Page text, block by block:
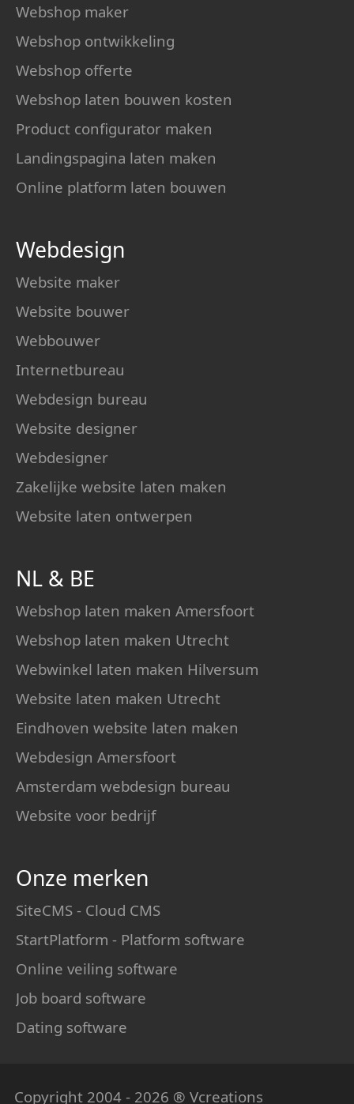
Webshop maker
Webshop ontwikkeling
Webshop offerte
Webshop laten bouwen kosten
Product configurator maken
Landingspagina laten maken
Online platform laten bouwen
Webdesign
Website maker
Website bouwer
Webbouwer
Internetbureau
Webdesign bureau
Website designer
Webdesigner
Zakelijke website laten maken
Website laten ontwerpen
NL & BE
Webshop laten maken Amersfoort
Webshop laten maken Utrecht
Webwinkel laten maken Hilversum
Website laten maken Utrecht
Eindhoven website laten maken
Webdesign Amersfoort
Amsterdam webdesign bureau
Website voor bedrijf
Onze merken
SiteCMS - Cloud CMS
StartPlatform - Platform software
Online veiling software
Job board software
Dating software
Copyright 2004 - 2026 ® Vcreations